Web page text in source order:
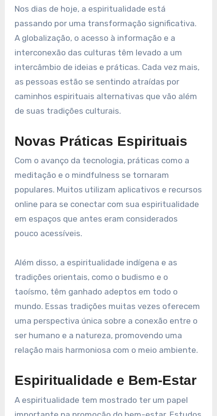
Nos dias de hoje, a espiritualidade está
passando por uma transformação significativa.
A globalização, o acesso à informação e a
interconexão das culturas têm levado a um
intercâmbio de ideias e práticas. Cada vez mais,
as pessoas estão se sentindo atraídas por
caminhos espirituais alternativas que vão além
de suas tradições culturais.
Novas Práticas Espirituais
Com o avanço da tecnologia, práticas como a
meditação e o mindfulness se tornaram
populares. Muitos utilizam aplicativos e recursos
online para se conectar com sua espiritualidade
em espaços que antes eram considerados
pouco acessíveis.
Além disso, a espiritualidade indígena e as
tradições orientais, como o budismo e o
taoísmo, têm ganhado adeptos em todo o
mundo. Essas tradições muitas vezes oferecem
uma perspectiva única sobre a conexão entre o
ser humano e a natureza, promovendo uma
relação mais harmoniosa com o meio ambiente.
Espiritualidade e Bem-Estar
A espiritualidade tem mostrado ter um papel